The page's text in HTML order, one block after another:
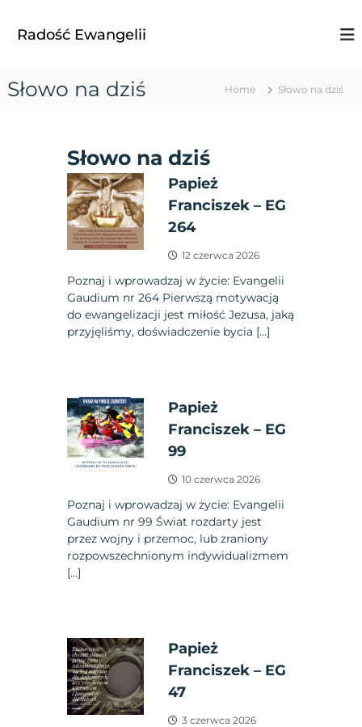
Radość Ewangelii
Słowo na dziś Home Słowo na dziś
Słowo na dziś
Papież
Franciszek – EG
264
12 czerwca 2026
Poznaj i wprowadzaj w życie: Evangelii
Gaudium nr 264 Pierwszą motywacją
do ewangelizacji jest miłość Jezusa, jaką
przyjęliśmy, doświadczenie bycia […]
Papież
Franciszek – EG
99
10 czerwca 2026
Poznaj i wprowadzaj w życie: Evangelii
Gaudium nr 99 Świat rozdarty jest
przez wojny i przemoc, lub zraniony
rozpowszechnionym indywidualizmem
[…]
Papież
Franciszek – EG
47
3 czerwca 2026